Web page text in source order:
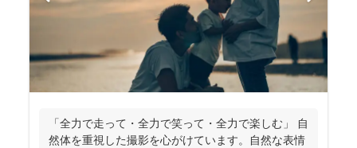
「全力で走って・全力で笑って・全力で楽しむ」 自
然体を重視した撮影を心がけています。自然な表情